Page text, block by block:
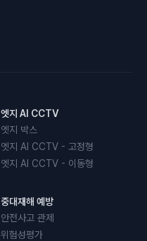
엣지 AI CCTV
엣지 박스
엣지 AI CCTV - 고정형
엣지 AI CCTV - 이동형
중대재해 예방
안전사고 관제
위험성평가